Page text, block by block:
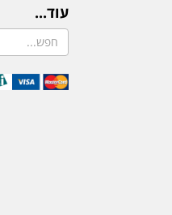
עוד...